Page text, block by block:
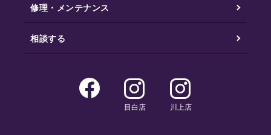
修理・メンテナンス
相談する
目白店 川上店